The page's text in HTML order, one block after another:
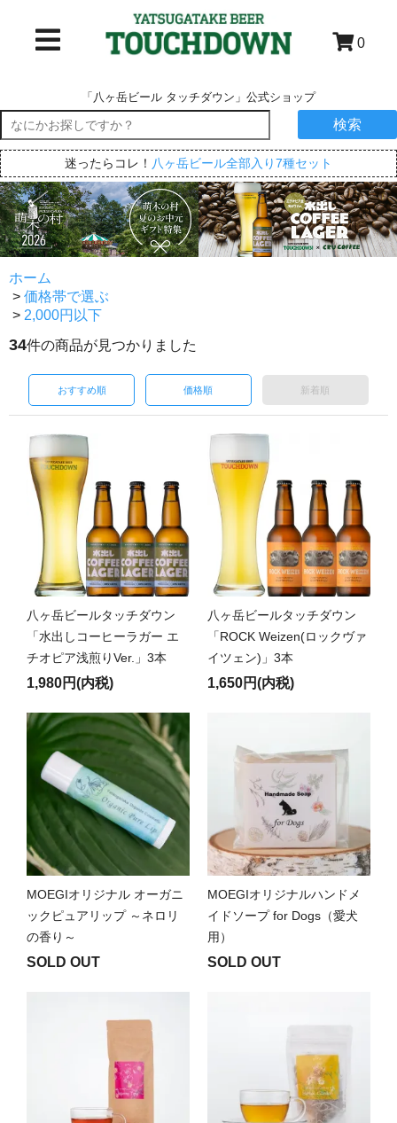
0
「八ヶ岳ビール タッチダウン」公式ショップ
検索
迷ったらコレ！ 八ヶ岳ビール全部入り7種セット
ホーム
> 価格帯で選ぶ
> 2,000円以下
34件の商品が見つかりました
おすすめ順 価格順 新着順
八ヶ岳ビールタッチダウン
「水出しコーヒーラガー エ
チオピア浅煎りVer.」3本
1,980円(内税)
八ヶ岳ビールタッチダウン
「ROCK Weizen(ロックヴァ
イツェン)」3本
1,650円(内税)
MOEGIオリジナル オーガニ
ックピュアリップ ～ネロリ
の香り～
SOLD OUT
MOEGIオリジナルハンドメ
イドソープ for Dogs（愛犬
用）
SOLD OUT